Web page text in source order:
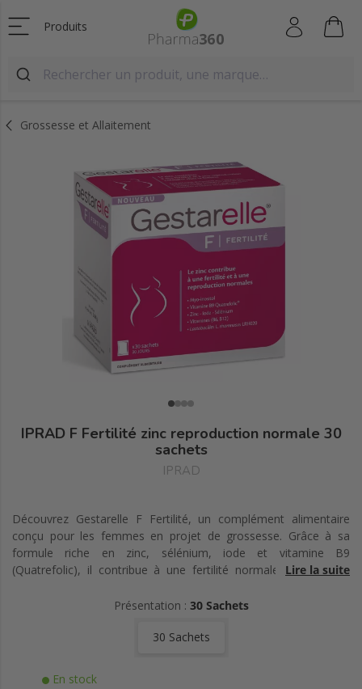
Produits
Grossesse et Allaitement
IPRAD F Fertilité zinc reproduction normale 30
sachets
IPRAD
Découvrez Gestarelle F Fertilité, un complément alimentaire
conçu pour les femmes en projet de grossesse. Grâce à sa
formule riche en zinc, sélénium, iode et vitamine B9
(Quatrefolic), il contribue à une fertilité normale, protège les
Lire la suite
Présentation : 30 Sachets
30 Sachets
En stock